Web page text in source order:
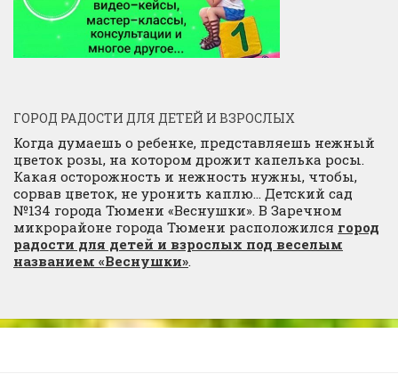
ГОРОД РАДОСТИ ДЛЯ ДЕТЕЙ И ВЗРОСЛЫХ
Когда думаешь о ребенке, представляешь нежный
цветок розы, на котором дрожит капелька росы.
Какая осторожность и нежность нужны, чтобы,
сорвав цветок, не уронить каплю… Детский сад
№134 города Тюмени «Веснушки». В Заречном
микрорайоне города Тюмени расположился город
радости для детей и взрослых под веселым
названием «Веснушки».